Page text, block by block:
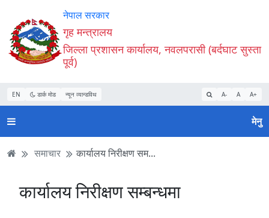
Mode
सुरु
गर्नुहोस्
सामाग्री
पढ्नुहाेस्
नेभिगेसन
पढ्नुहाेस्
खोजमा
जानुहोस्
नेपाल सरकार
गृह मन्त्रालय
जिल्ला प्रशासन कार्यालय, नवलपरासी (बर्दघाट सुस्ता
पूर्व)
EN डार्क मोड न्यून व्यान्डविथ A- A A+
मेनु
समाचार कार्यालय निरीक्षण सम...
कार्यालय निरीक्षण सम्बन्धमा